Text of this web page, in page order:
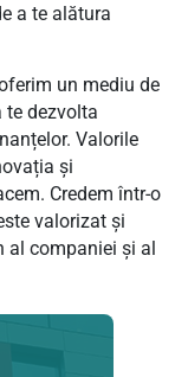
a te alătura
un mediu de
dezvolta
Valorile
și
Credem într-o
valorizat și
al companiei și al